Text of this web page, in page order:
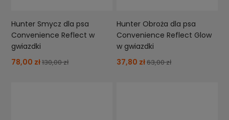
Hunter Smycz dla psa
Convenience Reflect w
gwiazdki
78,00 zł130,00 zł
Hunter Obroża dla psa
Convenience Reflect Glow
w gwiazdki
37,80 zł63,00 zł